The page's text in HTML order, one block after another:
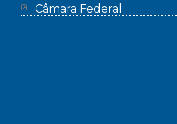
Câmara Federal